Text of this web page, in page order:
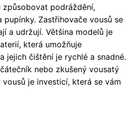
způsobovat podráždění,
pupínky. Zastřihovače vousů se
a udržují. Většina modelů je
která umožňuje
jejich čištění je rychlé a snadné.
nebo zkušený vousatý
je investicí, která se vám